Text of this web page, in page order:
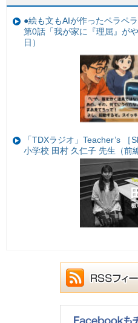
●絵も文もAIが作ったペラペ
第0話「我が家に『理屈』が
日）
「TDXラジオ」Teacher’s
小学校 田村 久仁子 先生（前